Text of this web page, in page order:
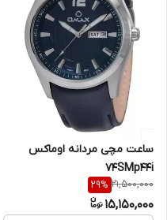
ساعت مچی مردانه اوماکس
74SMp44i
21,500,000
29%
15,150,000